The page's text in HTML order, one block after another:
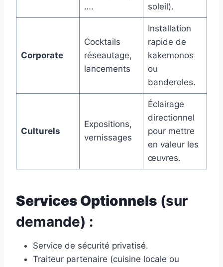
….
soleil).
Corporate
Cocktails
réseautage,
lancements
Installation
rapide de
kakemonos
ou
banderoles.
Culturels
Expositions,
vernissages
Éclairage
directionnel
pour mettre
en valeur les
œuvres.
Services Optionnels (sur
demande) :
Service de sécurité privatisé.
Traiteur partenaire (cuisine locale ou